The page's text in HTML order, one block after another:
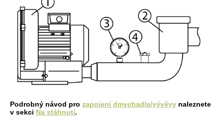
Podrobný návod pro zapojení dmychadla/vývěvy naleznete
v sekci Na stáhnutí.